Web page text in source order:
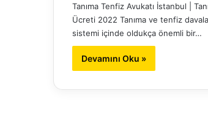
Tanıma Tenfiz Avukatı İstanbul |
Ücreti 2022 Tanıma ve tenfiz
sistemi içinde oldukça önemli bir…
Devamını Oku »